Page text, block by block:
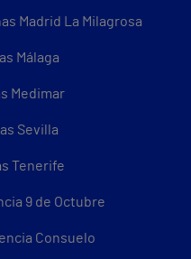
Madrid La Milagrosa
Málaga
Medimar
Sevilla
Tenerife
9 de Octubre
Consuelo